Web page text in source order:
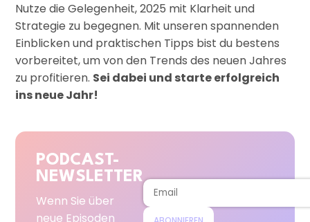
Nutze die Gelegenheit, 2025 mit Klarheit und
Strategie zu begegnen. Mit unseren spannenden
Einblicken und praktischen Tipps bist du bestens
vorbereitet, um von den Trends des neuen Jahres
zu profitieren. Sei dabei und starte erfolgreich
ins neue Jahr!
PODCAST-
NEWSLETTER
Wenn Sie über
neue Episoden